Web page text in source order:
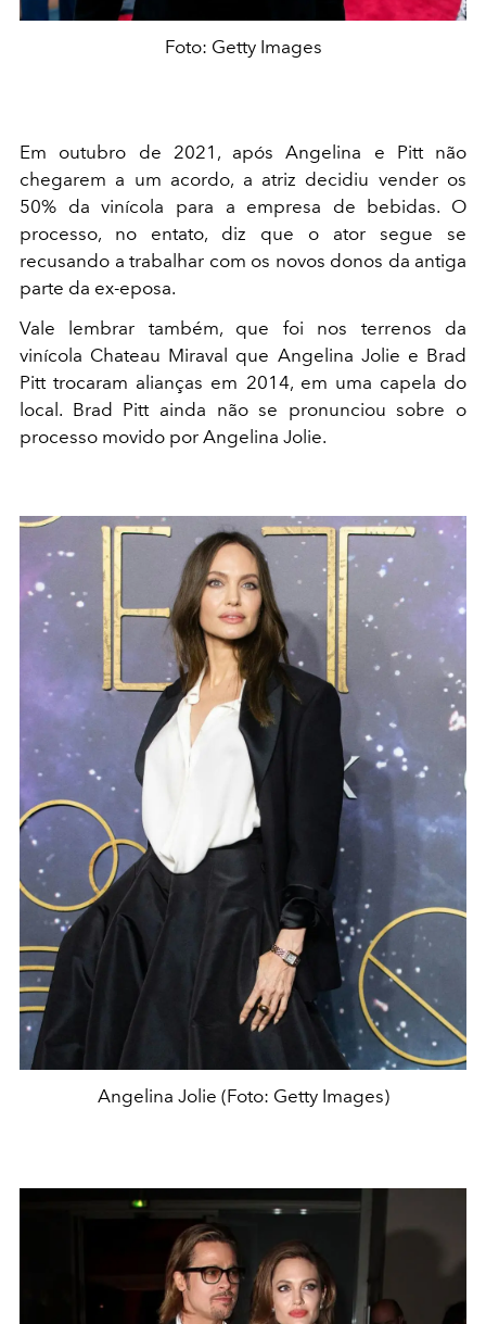
Foto: Getty Images
Em outubro de 2021, após Angelina e Pitt não
chegarem a um acordo, a atriz decidiu vender os
50% da vinícola para a empresa de bebidas. O
processo, no entato, diz que o ator segue se
recusando a trabalhar com os novos donos da antiga
parte da ex-eposa.
Vale lembrar também, que foi nos terrenos da
vinícola Chateau Miraval que Angelina Jolie e Brad
Pitt trocaram alianças em 2014, em uma capela do
local. Brad Pitt ainda não se pronunciou sobre o
processo movido por Angelina Jolie.
Angelina Jolie (Foto: Getty Images)